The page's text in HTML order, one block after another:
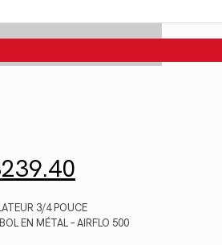
:
239.40prix
actuel
est :
$239.40.
3/4 POUCE
EN MÉTAL – AIRFLO 500